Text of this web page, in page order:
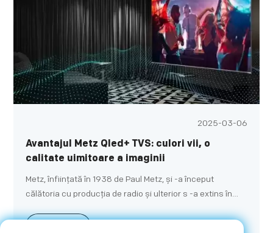
2025-03-06
Avantajul Metz Qled+ TVS: culori vii, o
calitate uimitoare a imaginii
Metz, înființată în 1938 de Paul Metz, și -a început
călătoria cu producția de radio și ulterior s -a extins în
deceniilor, Metz și -a lărgit continuu marca corporativă.